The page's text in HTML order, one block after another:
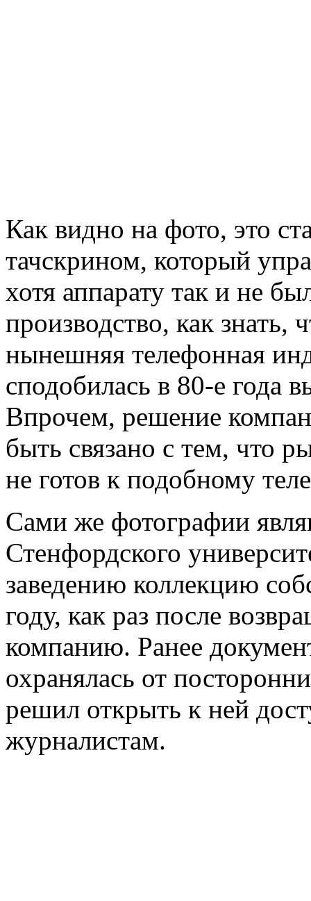
Как видно на фото, это
тачскрином, который
хотя аппарату так и не
производство, как знать,
нынешняя телефонная
сподобилась в 80-е года
Впрочем, решение
быть связано с тем, что
не готов к подобному
Сами же фотографии
Стенфордского
заведению коллекцию
году, как раз после
компанию. Ранее
охранялась от
решил открыть к ней
журналистам.